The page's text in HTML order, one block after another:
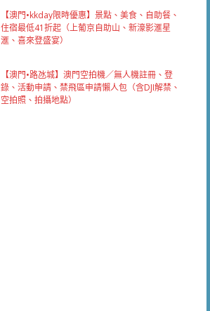
【澳門•kkday限時優惠】景點、美食、自助餐、
住宿最低41折起（上葡京自助山、新濠影滙星
滙、喜來登盛宴）
【澳門•路氹城】澳門空拍機／無人機註冊、登
錄、活動申請、禁飛區申請懶人包（含DJI解禁、
空拍照、拍攝地點）